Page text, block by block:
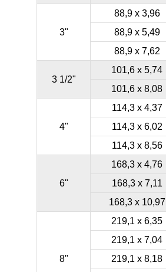
3"
88,9 x 3,96
88,9 x 5,49
88,9 x 7,62
3 1/2"
101,6 x 5,74
101,6 x 8,08
4"
114,3 x 4,37
114,3 x 6,02
114,3 x 8,56
6"
168,3 x 4,76
168,3 x 7,11
168,3 x 10,97
8"
219,1 x 6,35
219,1 x 7,04
219,1 x 8,18